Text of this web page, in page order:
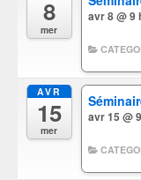
8
mer
avr 8 @ 9
AVR
15
mer
avr 15 @